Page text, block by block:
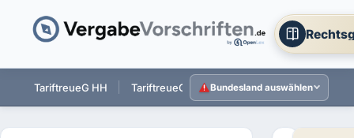
TariftreueG HH TariftreueG NI TariftreueG HE
Bundesland auswählen